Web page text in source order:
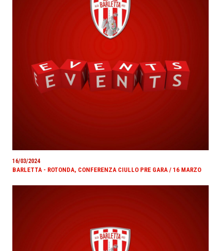
16/03/2024
BARLETTA - ROTONDA, CONFERENZA CIULLO PRE GARA / 16 MARZO